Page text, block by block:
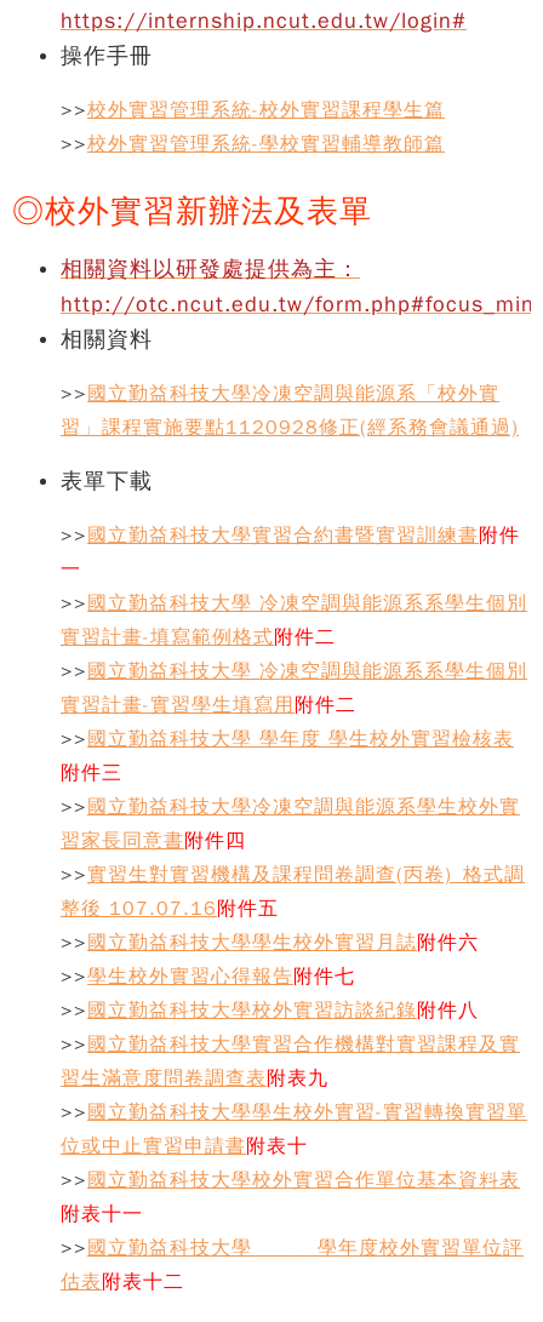
https://internship.ncut.edu.tw/login#
操作手冊
>>校外實習管理系統-校外實習課程學生篇
>>校外實習管理系統-學校實習輔導教師篇
◎校外實習新辦法及表單
相關資料以研發處提供為主：
http://otc.ncut.edu.tw/
相關資料
>>國立勤益科技大學冷凍空調與能源系「校外實
習」課程實施要點1120928修正(經系務會議通過)
表單下載
>>國立勤益科技大學實習合約書暨實習訓練書附件
一
>>國立勤益科技大學 冷凍空調與能源系系學生個別
實習計畫-填寫範例格式附件二
>>國立勤益科技大學 冷凍空調與能源系系學生個別
實習計畫-實習學生填寫用附件二
>>國立勤益科技大學 學年度 學生校外實習檢核表
附件三
>>國立勤益科技大學冷凍空調與能源系學生校外實
習家長同意書附件四
>>實習生對實習機構及課程問卷調查(丙卷)_格式調
整後 107.07.16附件五
>>國立勤益科技大學學生校外實習月誌附件六
>>學生校外實習心得報告附件七
>>國立勤益科技大學校外實習訪談紀錄附件八
>>國立勤益科技大學實習合作機構對實習課程及實
習生滿意度問卷調查表附表九
>>國立勤益科技大學學生校外實習-實習轉換實習單
位或中止實習申請書附表十
>>國立勤益科技大學校外實習合作單位基本資料表
附表十一
>>國立勤益科技大學______學年度校外實習單位評
估表附表十二